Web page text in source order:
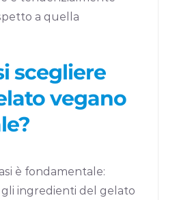
a quella
scegliere
vegano
è fondamentale:
ingredienti del gelato